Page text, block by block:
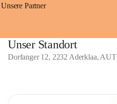
Unsere Partner
Unser Standort
Dorfanger 12, 2232 Aderklaa, AUT